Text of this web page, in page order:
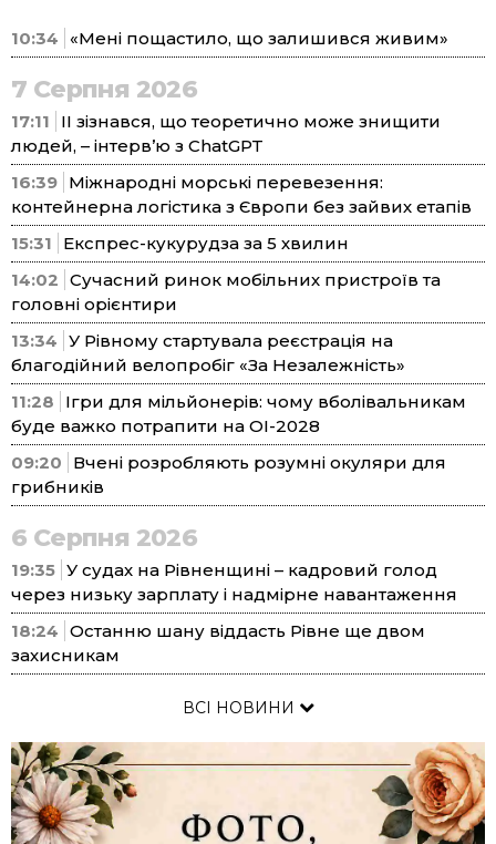
10:34 «Мені пощастило, що залишився живим»
7 Серпня 2026
17:11
ІІ зізнався, що теоретично може знищити
людей, – інтерв’ю з ChatGPT
16:39 Міжнародні морські перевезення:
контейнерна логістика з Європи без зайвих етапів
15:31
Експрес-кукурудза за 5 хвилин
14:02 Сучасний ринок мобільних пристроїв та
головні орієнтири
13:34 У Рівному стартувала реєстрація на
благодійний велопробіг «За Незалежність»
11:28
Ігри для мільйонерів: чому вболівальникам
буде важко потрапити на ОІ-2028
09:20
Вчені розробляють розумні окуляри для
грибників
6 Серпня 2026
19:35 У судах на Рівненщині – кадровий голод
через низьку зарплату і надмірне навантаження
18:24 Останню шану віддасть Рівне ще двом
захисникам
ВСІ НОВИНИ